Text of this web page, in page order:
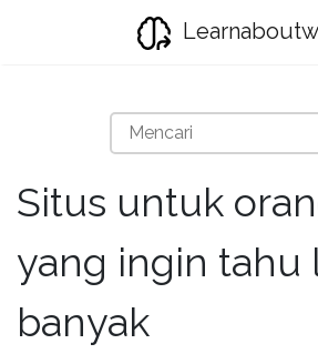
Situs untuk
yang ingin tahu
banyak